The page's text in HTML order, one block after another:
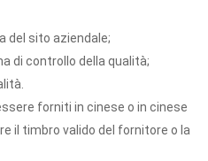
del sito aziendale;
di controllo della qualità;
forniti in cinese o in cinese
il timbro valido del fornitore o la